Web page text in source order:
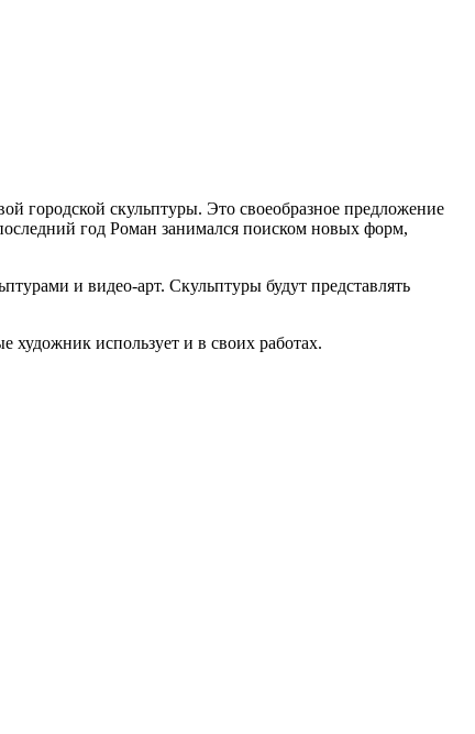
городской скульптуры. Это своеобразное предложение
год Роман занимался поиском новых форм,
и видео-арт. Скульптуры будут представлять
использует и в своих работах.